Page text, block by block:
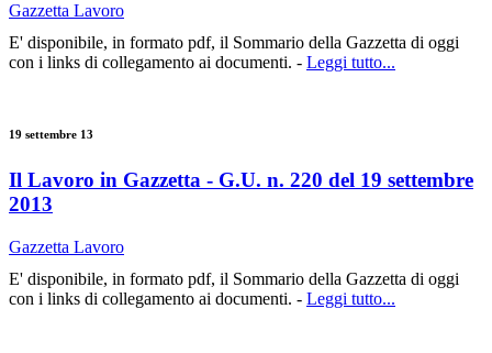
Gazzetta Lavoro
E' disponibile, in formato pdf, il Sommario della Gazzetta di oggi
con i links di collegamento ai documenti. - Leggi tutto...
19 settembre 13
Il Lavoro in Gazzetta - G.U. n. 220 del 19 settembre
2013
Gazzetta Lavoro
E' disponibile, in formato pdf, il Sommario della Gazzetta di oggi
con i links di collegamento ai documenti. - Leggi tutto...